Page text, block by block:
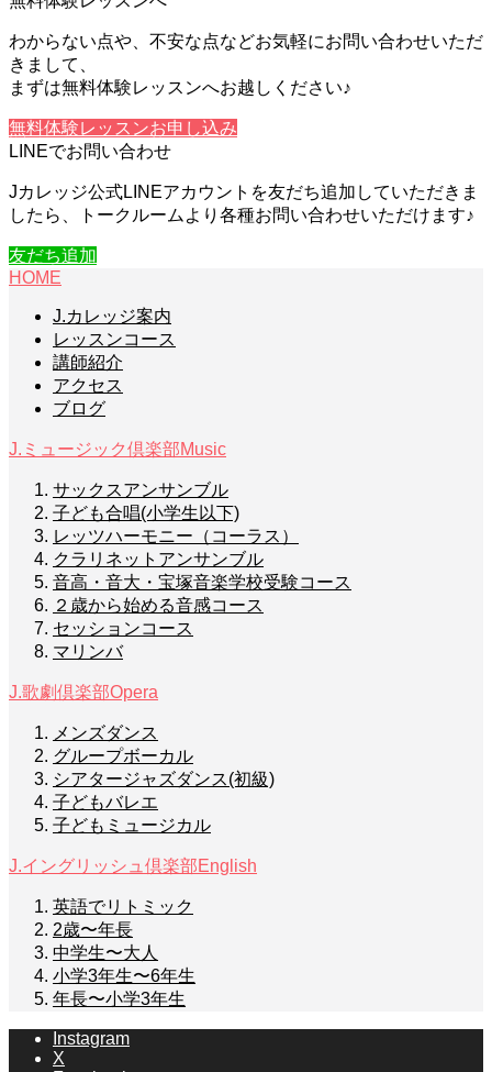
わからない点や、不安な点などお気軽にお問い合わせいただ
きまして、
まずは無料体験レッスンへお越しください♪
無料体験レッスンお申し込み
LINEでお問い合わせ
Jカレッジ公式LINEアカウントを友だち追加していただきま
したら、トークルームより各種お問い合わせいただけます♪
友だち追加
HOME
J.カレッジ案内
レッスンコース
講師紹介
アクセス
ブログ
J.ミュージック倶楽部Music
サックスアンサンブル
子ども合唱(小学生以下)
レッツハーモニー（コーラス）
クラリネットアンサンブル
音高・音大・宝塚音楽学校受験コース
２歳から始める音感コース
セッションコース
マリンバ
J.歌劇倶楽部Opera
メンズダンス
グループボーカル
シアタージャズダンス(初級)
子どもバレエ
子どもミュージカル
J.イングリッシュ倶楽部English
英語でリトミック
2歳〜年長
中学生〜大人
小学3年生〜6年生
年長〜小学3年生
Instagram
X